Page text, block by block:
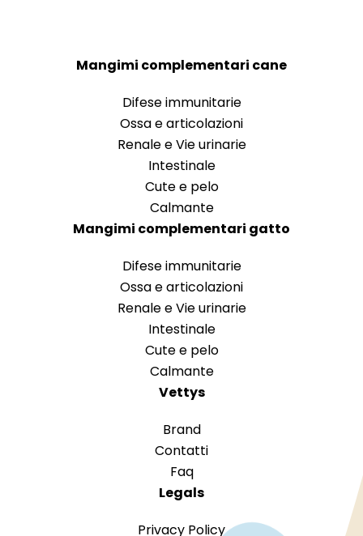
Mangimi complementari cane
Difese immunitarie
Ossa e articolazioni
Renale e Vie urinarie
Intestinale
Cute e pelo
Calmante
Mangimi complementari gatto
Difese immunitarie
Ossa e articolazioni
Renale e Vie urinarie
Intestinale
Cute e pelo
Calmante
Vettys
Brand
Contatti
Faq
Legals
Privacy Policy